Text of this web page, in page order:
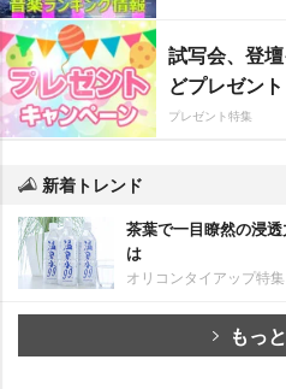
試写会、登
どプレゼント
プレゼント特集
新着トレンド
茶葉で一目瞭然の浸
は
オリコンタイアップ特集
もっ